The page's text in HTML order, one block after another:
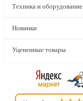
Техника и оборудование
Новинки
Уцененные товары